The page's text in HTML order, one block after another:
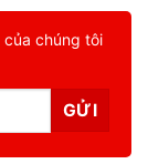
của chúng tôi